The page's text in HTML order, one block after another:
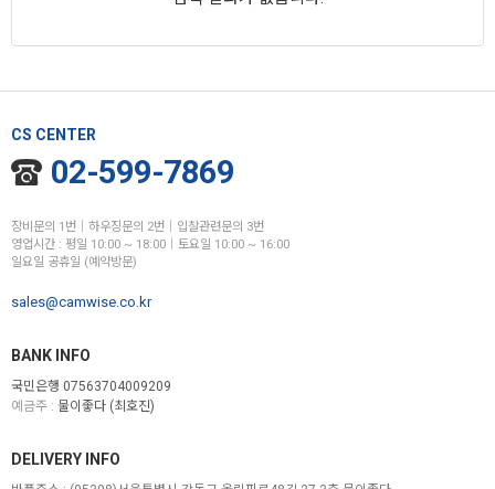
CS CENTER
02-599-7869
장비문의 1번│하우징문의 2번│입찰관련문의 3번
영업시간 : 평일 10:00 ~ 18:00│토요일 10:00 ~ 16:00
일요일 공휴일 (예약방문)
sales@camwise.co.kr
BANK INFO
국민은행 07563704009209
예금주 : 물이좋다 (최호진)
DELIVERY INFO